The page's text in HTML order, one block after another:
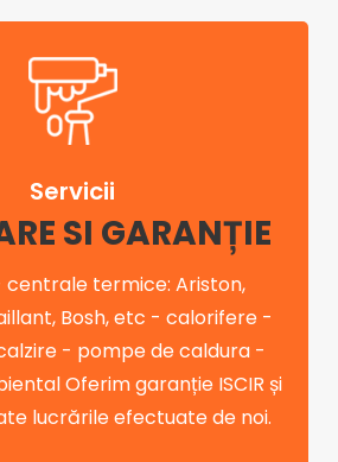
Servicii
SI GARANȚIE
centrale termice: Ariston,
Bosh, etc - calorifere -
- pompe de caldura -
Oferim garanție ISCIR și
lucrările efectuate de noi.